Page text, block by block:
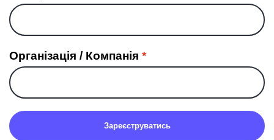
Організація / Компанія
Зареєструватись